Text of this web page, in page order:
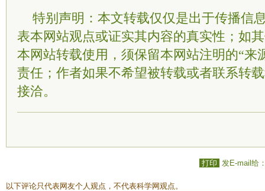
特别声明：本文转载仅仅是出于传播信
表本网站观点或证实其内容的真实性；如
本网站转载使用，须保留本网站注明的“来
责任；作者如果不希望被转载或者联系转
接洽。
打印 发E-mail给
以下评论只代表网友个人观点，不代表科学网观点。